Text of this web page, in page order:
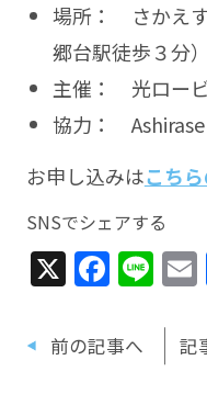
場所： さかえ
郷台駅徒歩３分）
主催： 光ロー
協力： Ashirase
お申し込みはこち
SNSでシェアする
X
前の記事へ 記